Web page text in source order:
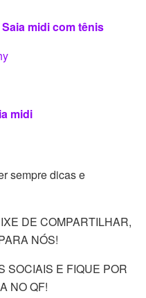
midi com tênis
midi
sempre dicas e
DE COMPARTILHAR,
NÓS!
SOCIAIS E FIQUE POR
NO QF!